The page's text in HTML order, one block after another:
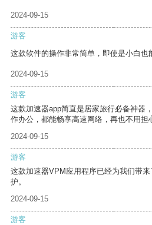
2024-09-15
游客
这款软件的操作非常简单，即使是小白也
2024-09-15
游客
这款加速器app简直是居家旅行必备神器
作办公，都能畅享高速网络，再也不用担
2024-09-15
游客
这款加速器VPM应用程序已经为我们带
护。
2024-09-15
游客